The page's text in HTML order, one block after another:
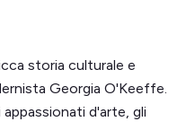
storia culturale e
Georgia O'Keeffe.
d'arte, gli